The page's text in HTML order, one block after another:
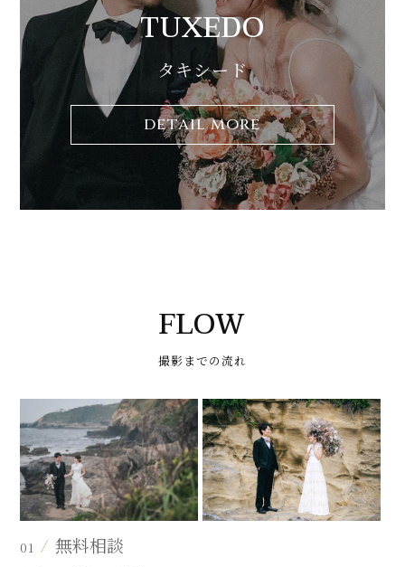
TUXEDO
タキシード
DETAIL MORE
FLOW
撮影までの流れ
01 / 無料相談